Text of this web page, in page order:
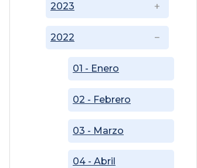
2022
01 - Enero
02 - Febrero
03 - Marzo
04 - Abril
2023